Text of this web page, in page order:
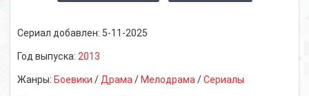
Сериал добавлен: 5-11-2025
Год выпуска: 2013
Жанры: Боевики / Драма /Мелодрама /Сериалы